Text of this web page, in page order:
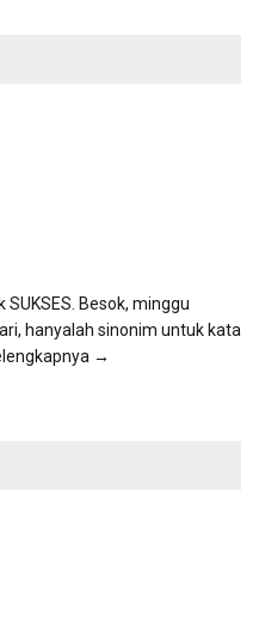
Besok, minggu
hanyalah sinonim untuk kata
→